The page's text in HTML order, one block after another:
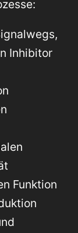
Inhibitor
Funktion